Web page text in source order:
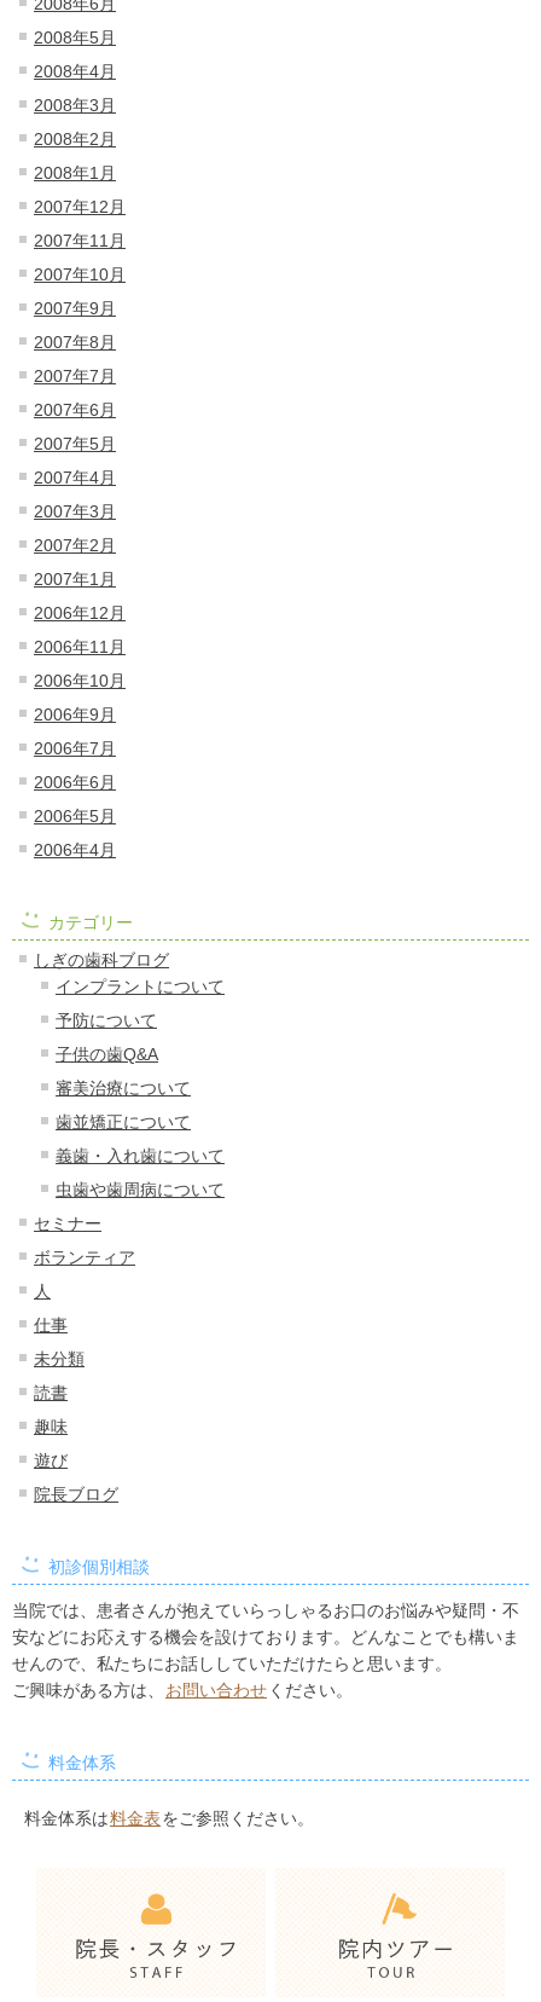
2008年5月
2008年4月
2008年3月
2008年2月
2008年1月
2007年12月
2007年11月
2007年10月
2007年9月
2007年8月
2007年7月
2007年6月
2007年5月
2007年4月
2007年3月
2007年2月
2007年1月
2006年12月
2006年11月
2006年10月
2006年9月
2006年7月
2006年6月
2006年5月
2006年4月
カテゴリー
しぎの歯科ブログ
インプラントについて
予防について
子供の歯Q&A
審美治療について
歯並矯正について
義歯・入れ歯について
虫歯や歯周病について
セミナー
ボランティア
人
仕事
未分類
読書
趣味
遊び
院長ブログ
初診個別相談
当院では、患者さんが抱えていらっしゃるお口のお悩みや疑問・不
安などにお応えする機会を設けております。どんなことでも構いま
せんので、私たちにお話ししていただけたらと思います。
ご興味がある方は、
お問い合わせ ください。
料金体系
料金体系は料金表をご参照ください。